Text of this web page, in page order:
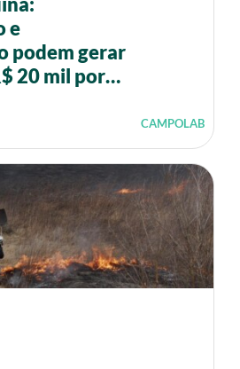
e
podem gerar
20 mil por
CAMPOLAB